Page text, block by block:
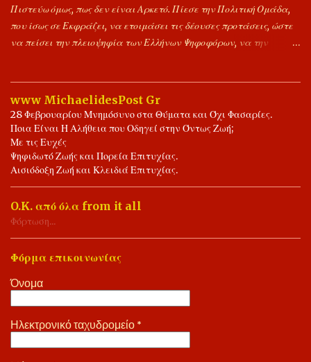
Πιστεύω όμως, πως δεν είναι Αρκετό. Πίεσε την Πολιτική Ομάδα,
που ίσως σε Εκφράζει, να ετοιμάσει τις δέουσες προτάσεις, ώστε
να πείσει την πλειοψηφία των Ελλήνων Ψηφοφόρων, να την
αντιπαραθέτουμε τις δικές μας προτάσεις. Υποθέτουμε πως,
μπορούμε να Ομιλούμε, για Έλειψη Δημοκρατικής Ευαισθησίας.
Ποιους θα ψηφίσεις, την ώρα των Εκλογών, είναι δικό σου ρίσκο.
Αποκλειστικά, δική σου Ευθύνη. Εύχομαι ότι Καλύτερο σε όλους
μας. Ας γίνει του Θεού, και το Καλύτερο για Όλους τους Έλληνες.
Είθε. Ιωάννης ο Φίλος. 🤝📖✍️🌾🌻🌾💖 Ψηφίζω Ελληνικά,
Ελλάδας. 📖⚖️🤝✍️💖❤️💐 Η Δημοκρατία Προσφέρει, Δικαίωμα
Λόγου και Αντίλογου. 💐📖⚖️🤝⚖️📖💐
www MichaelidesPost Gr
28 Φεβρουαρίου Μνημόσυνο στα Θύματα και Όχι Φασαρίες.
Ποια Είναι Η Αλήθεια που Οδηγεί στην Όντως Ζωή;
Με τις Ευχές
Ψηφιδωτό Ζωής και Πορεία Επιτυχίας.
Αισιόδοξη Ζωή και Κλειδιά Επιτυχίας.
O.K. από όλα from it all
Φόρτωση...
Φόρμα επικοινωνίας
Όνομα
Ηλεκτρονικό ταχυδρομείο *